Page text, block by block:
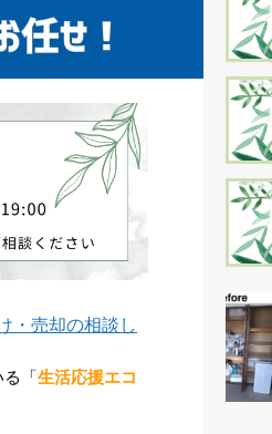
・売却の相談し
「生活応援エコ